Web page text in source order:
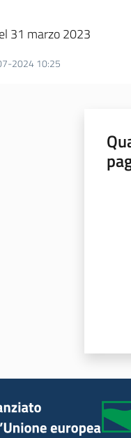
31 marzo 2023
2024 10:25